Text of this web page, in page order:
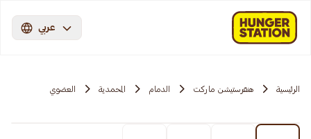
عربي
الرئيسية هنقرستيشن ماركت الدمام المحمدية العضوي